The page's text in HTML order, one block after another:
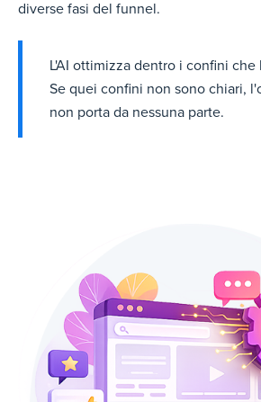
diverse fasi del funnel.
L'AI ottimizza dentro i confini
Se quei confini non sono chiari,
non porta da nessuna parte.